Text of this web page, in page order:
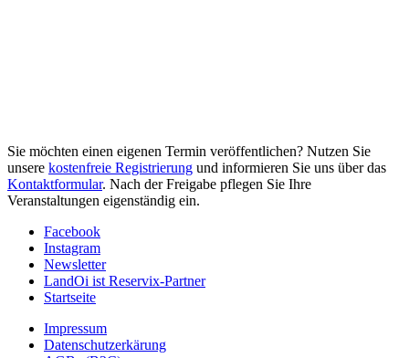
Sie möchten einen eigenen Termin veröffentlichen? Nutzen Sie
unsere kostenfreie Registrierung und informieren Sie uns über das
Kontaktformular. Nach der Freigabe pflegen Sie Ihre
Veranstaltungen eigenständig ein.
Facebook
Instagram
Newsletter
LandOi ist Reservix-Partner
Startseite
Impressum
Datenschutzerkärung